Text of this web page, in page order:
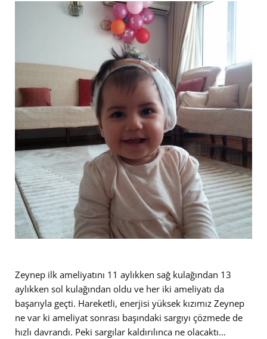
Zeynep ilk ameliyatını 11 aylıkken sağ kulağından 13
aylıkken sol kulağından oldu ve her iki ameliyatı da
başarıyla geçti. Hareketli, enerjisi yüksek kızımız Zeynep
ne var ki ameliyat sonrası başındaki sargıyı çözmede de
hızlı davrandı. Peki sargılar kaldırılınca ne olacaktı…